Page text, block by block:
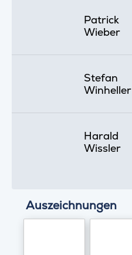
Patrick
Wieber
Stefan
Winheller
Harald
Wissler
Auszeichnungen